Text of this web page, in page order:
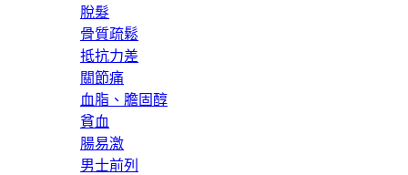
脫髮
骨質疏鬆
抵抗力差
關節痛
血脂、膽固醇
貧血
腸易激
男士前列